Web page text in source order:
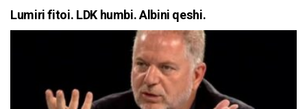
Lumiri fitoi. LDK humbi. Albini qeshi.